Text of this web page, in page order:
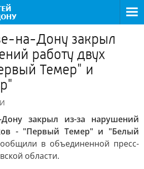
на-Дону закрыл
работу двух
Темер" и
Дону закрыл из-за нарушений
- "Первый Темер" и "Белый
в объединенной пресс-
области.